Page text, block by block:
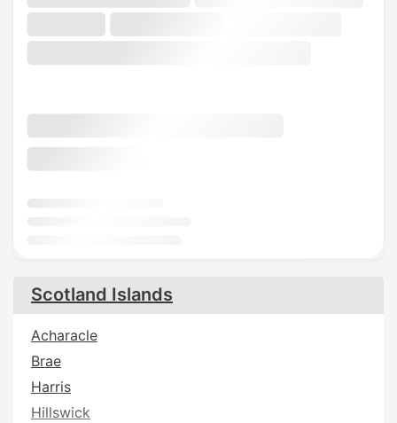
Scotland Islands
Acharacle
Brae
Harris
Hillswick